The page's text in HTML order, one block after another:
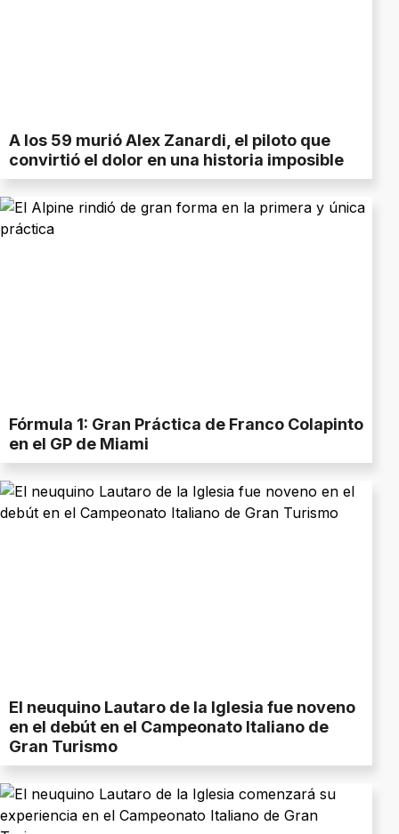
A los 59 murió Alex Zanardi, el piloto que
convirtió el dolor en una historia imposible
Fórmula 1: Gran Práctica de Franco Colapinto
en el GP de Miami
El neuquino Lautaro de la Iglesia fue noveno
en el debút en el Campeonato Italiano de
Gran Turismo